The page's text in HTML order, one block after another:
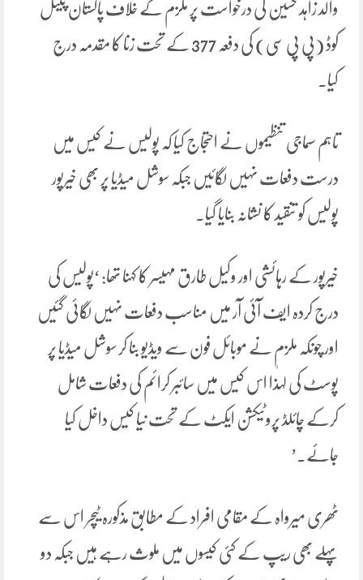
والد زاہد حسین کی درخواست پر ملزم کے خلاف پاکستان پینل
کوڈ (پی پی سی) کی دفعہ 377 کے تحت زنا کا مقدمہ درج
کیا۔
تاہم سماجی تنظیموں نے احتجاج کیا کہ پولیس نے کیس میں
درست دفعات نہیں لگائیں جبکہ سوشل میڈیا پر بھی خیرپور
پولیس کو تنقید کا نشانہ بنایا گیا۔
خیرپور کے رہائشی اور وکیل طارق مہیسر کا کہنا تھا: ‘پولیس کی
درج کردہ ایف آئی آر میں مناسب دفعات نہیں لگائی گئیں
اور چونکہ ملزم نے موبائل فون سے ویڈیو بنا کر سوشل میڈیا پر
پوسٹ کی لہٰذا اس کیس میں سائبر کرائم کی دفعات شامل
کرکے چائلڈ پروٹیکشن ایکٹ کے تحت نیا کیس داخل کیا
جائے۔’
ٹھری میرواہ کے مقامی افراد کے مطابق مذکورہ ٹیچر اس سے
پہلے بھی ریپ کے کئی کیسوں میں ملوث رہے ہیں جبکہ دو